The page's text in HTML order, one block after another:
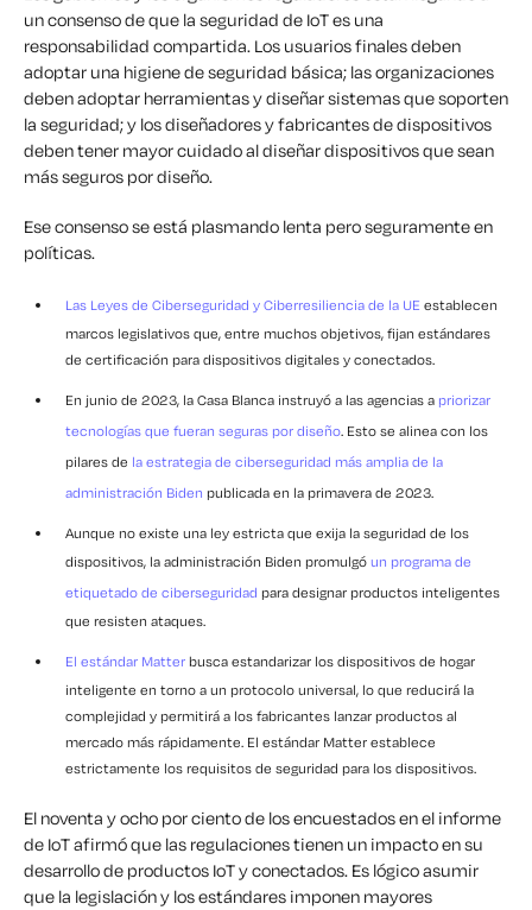
un consenso de que la seguridad de IoT es una
responsabilidad compartida. Los usuarios finales deben
adoptar una higiene de seguridad básica; las organizaciones
deben adoptar herramientas y diseñar sistemas que soporten
la seguridad; y los diseñadores y fabricantes de dispositivos
deben tener mayor cuidado al diseñar dispositivos que sean
más seguros por diseño.
Ese consenso se está plasmando lenta pero seguramente en
políticas.
Las Leyes de Ciberseguridad y Ciberresiliencia de la UE establecen
marcos legislativos que, entre muchos objetivos, fijan estándares
de certificación para dispositivos digitales y conectados.
En junio de 2023, la Casa Blanca instruyó a las agencias a priorizar
tecnologías que fueran seguras por diseño. Esto se alinea con los
pilares de la estrategia de ciberseguridad más amplia de la
administración Biden publicada en la primavera de 2023.
Aunque no existe una ley estricta que exija la seguridad de los
dispositivos, la administración Biden promulgó un programa de
etiquetado de ciberseguridad para designar productos inteligentes
que resisten ataques.
El estándar Matter busca estandarizar los dispositivos de hogar
inteligente en torno a un protocolo universal, lo que reducirá la
complejidad y permitirá a los fabricantes lanzar productos al
mercado más rápidamente. El estándar Matter establece
estrictamente los requisitos de seguridad para los dispositivos.
El noventa y ocho por ciento de los encuestados en el informe
de IoT afirmó que las regulaciones tienen un impacto en su
desarrollo de productos IoT y conectados. Es lógico asumir
que la legislación y los estándares imponen mayores